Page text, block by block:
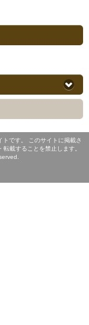
です。 このサイトに掲載さ
載することを禁止します。